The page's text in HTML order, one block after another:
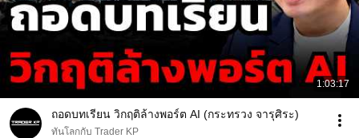
1:03:17
ถอดบทเรียน วิกฤติล้างพอร์ต AI (กระทรวง จารุศิระ)
ทันโลกกับ Trader KP